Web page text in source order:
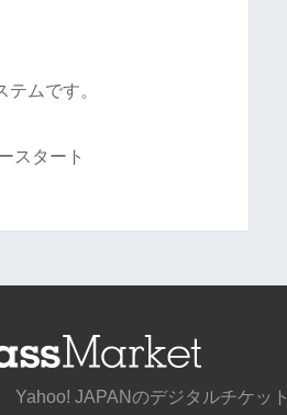
ムです。
スタート
Yahoo! JAPANのデジタルチケット